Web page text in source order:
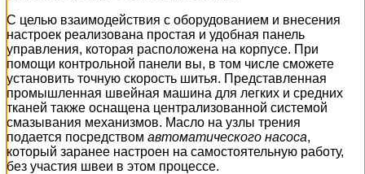
С целью взаимодействия с оборудованием и внесения
настроек реализована простая и удобная панель
управления, которая расположена на корпусе. При
помощи контрольной панели вы, в том числе сможете
установить точную скорость шитья. Представленная
промышленная швейная машина для легких и средних
тканей также оснащена централизованной системой
смазывания механизмов. Масло на узлы трения
подается посредством автоматического насоса,
который заранее настроен на самостоятельную работу,
без участия швеи в этом процессе.